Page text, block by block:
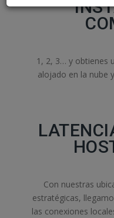
1, 2, 3… y obtienes
alojado en la nube
Con nuestras
estratégicas,
las conexiones